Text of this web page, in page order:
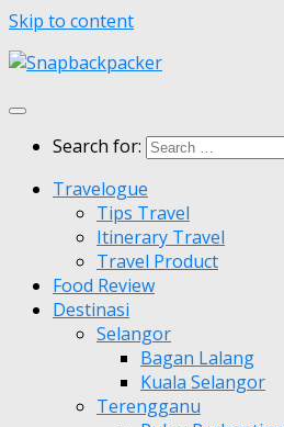
Skip to content
Search for:
Travelogue
Tips Travel
Itinerary Travel
Travel Product
Food Review
Destinasi
Selangor
Bagan Lalang
Kuala Selangor
Terengganu